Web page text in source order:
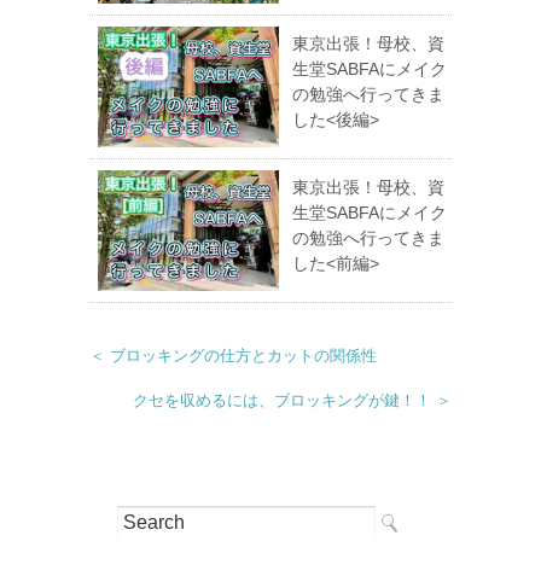
東京出張！母校、資
生堂SABFAにメイク
の勉強へ行ってきま
した<後編>
東京出張！母校、資
生堂SABFAにメイク
の勉強へ行ってきま
した<前編>
＜ ブロッキングの仕方とカットの関係性
クセを収めるには、ブロッキングが鍵！！ ＞